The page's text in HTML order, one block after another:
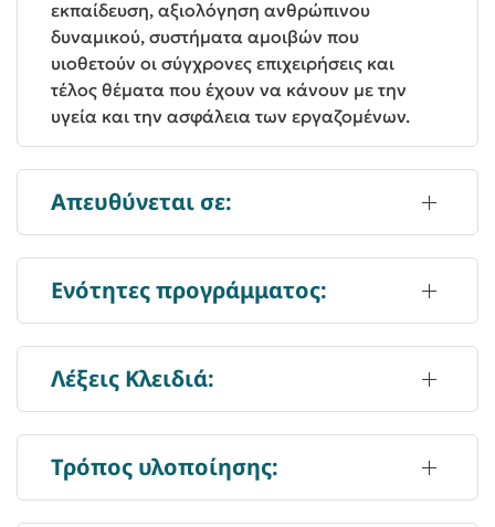
εκπαίδευση, αξιολόγηση ανθρώπινου
δυναμικού, συστήματα αμοιβών που
υιοθετούν οι σύγχρονες επιχειρήσεις και
τέλος θέματα που έχουν να κάνουν με την
υγεία και την ασφάλεια των εργαζομένων.
Απευθύνεται σε:
Ενότητες προγράμματος:
Λέξεις Κλειδιά:
Τρόπος υλοποίησης: